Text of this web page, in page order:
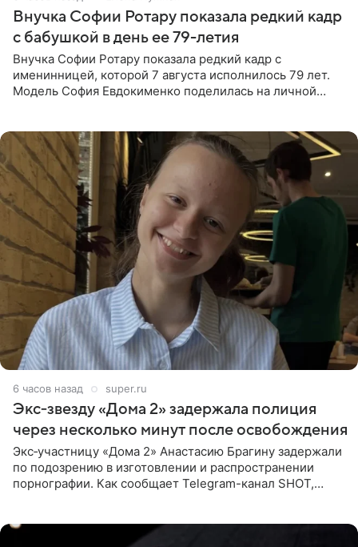
Внучка Софии Ротару показала редкий кадр
с бабушкой в день ее 79-летия
Внучка Софии Ротару показала редкий кадр с
именинницей, которой 7 августа исполнилось 79 лет.
Модель София Евдокименко поделилась на личной
6 часов назад super.ru
Экс‑звезду «Дома 2» задержала полиция
через несколько минут после освобождения
Экс‑участницу «Дома 2» Анастасию Брагину задержали
по подозрению в изготовлении и распространении
порнографии. Как сообщает Telegram-канал SHOT,